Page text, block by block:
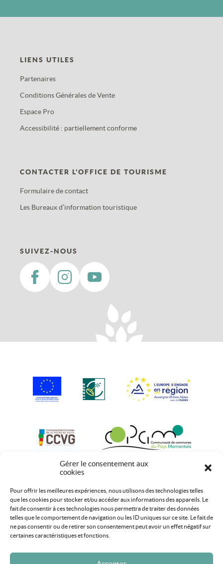
Gérer le consentement aux
cookies
Pour offrir les meilleures expériences, nous utilisons des technologies telles
que les cookies pour stocker et/ou accéder aux informations des appareils. Le
fait de consentir à ces technologies nous permettra de traiter des données
telles que le comportement de navigation ou les ID uniques sur ce site. Le fait de
ne pas consentir ou de retirer son consentement peut avoir un effet négatif sur
certaines caractéristiques et fonctions.
LIENS UTILES
Partenaires
Conditions Générales de Vente
Espace Pro
Accessibilité : partiellement conforme
CONTACTER L'OFFICE DE TOURISME
Formulaire de contact
Les Bureaux d’information touristique
SUIVEZ-NOUS